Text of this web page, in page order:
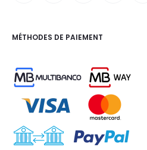
MÉTHODES DE PAIEMENT